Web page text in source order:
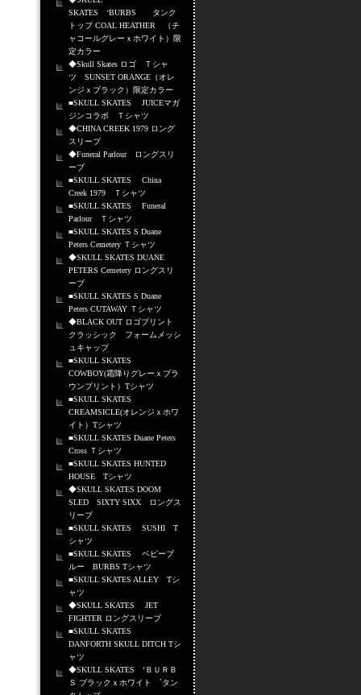
SKATES ‘BURBS タンク
トップ COAL HEATHER （チ
ャコールグレーｘホワイト）限
定カラー
◆Skull Skates ロゴ Ｔシャ
ツ SUNSET ORANGE（オレ
ンジｘブラック）限定カラー
■SKULL SKATES JUICEマガ
ジンコラボ Ｔシャツ
◆CHINA CREEK 1979 ロング
スリーブ
◆Funeral Parlour ロングスリ
ーブ
■SKULL SKATES China
Creek 1979 Ｔシャツ
■SKULL SKATES Funeral
Parlour Ｔシャツ
■SKULL SKATES S Duane
Peters Cemetery Ｔシャツ
◆SKULL SKATES DUANE
PETERS Cemetery ロングスリ
ーブ
■SKULL SKATES S Duane
Peters CUTAWAY Ｔシャツ
◆BLACK OUT ロゴプリント
クラッシック フォームメッシ
ュキャップ
■SKULL SKATES
COWBOY(霜降りグレーｘブラ
ウンプリント）Tシャツ
■SKULL SKATES
CREAMSICLE(オレンジｘホワ
イト）Tシャツ
■SKULL SKATES Duane Peters
Cross Ｔシャツ
■SKULL SKATES HUNTED
HOUSE Tシャツ
◆SKULL SKATES DOOM
SLED SIXTY SIXX ロングス
リーブ
■SKULL SKATES SUSHI T
シャツ
■SKULL SKATES ベビーブ
ルー BURBS Tシャツ
■SKULL SKATES ALLEY Tシ
ャツ
◆SKULL SKATES JET
FIGHTER ロングスリーブ
■SKULL SKATES
DANFORTH SKULL DITCH Tシ
ャツ
◆SKULL SKATES ‘ＢＵＲＢ
Ｓ ブラックｘホワイト `タン